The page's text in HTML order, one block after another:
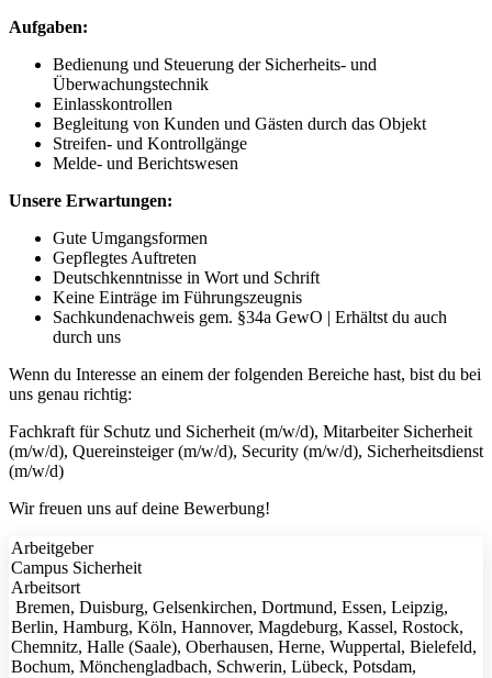
Aufgaben:
Bedienung und Steuerung der Sicherheits- und
Überwachungstechnik
Einlasskontrollen
Begleitung von Kunden und Gästen durch das Objekt
Streifen- und Kontrollgänge
Melde- und Berichtswesen
Unsere Erwartungen:
Gute Umgangsformen
Gepflegtes Auftreten
Deutschkenntnisse in Wort und Schrift
Keine Einträge im Führungszeugnis
Sachkundenachweis gem. §34a GewO | Erhältst du auch
durch uns
Wenn du Interesse an einem der folgenden Bereiche hast, bist du bei
uns genau richtig:
Fachkraft für Schutz und Sicherheit (m/w/d), Mitarbeiter Sicherheit
(m/w/d), Quereinsteiger (m/w/d), Security (m/w/d), Sicherheitsdienst
(m/w/d)
Wir freuen uns auf deine Bewerbung!
Arbeitgeber
Campus Sicherheit
Arbeitsort
Bremen, Duisburg, Gelsenkirchen, Dortmund, Essen, Leipzig,
Berlin, Hamburg, Köln, Hannover, Magdeburg, Kassel, Rostock,
Chemnitz, Halle (Saale), Oberhausen, Herne, Wuppertal, Bielefeld,
Bochum, Mönchengladbach, Schwerin, Lübeck, Potsdam,